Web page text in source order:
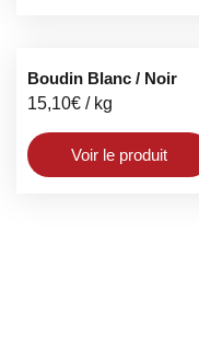
Boudin Blanc / Noir
15,10€ / kg
Voir le produit